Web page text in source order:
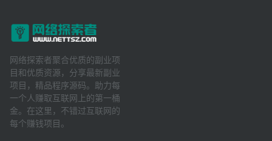
网络探索者聚合优质的副业项
目和优质资源，分享最新副业
项目，精品程序源码。助力每
一个人赚取互联网上的第一桶
金。在这里，不错过互联网的
每个赚钱项目。